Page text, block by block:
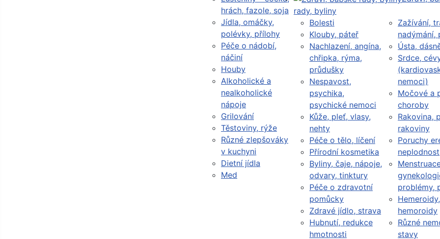
hrách, fazole, soja
Jídla, omáčky,
polévky, přílohy
Péče o nádobí,
náčiní
Houby
Alkoholické a
nealkoholické
nápoje
Grilování
Těstoviny, rýže
Různé zlepšováky
v kuchyni
Dietní jídla
Med
rady, byliny
Bolesti
Klouby, páteř
Nachlazení, angína,
chřipka, rýma,
průdušky
Nespavost,
psychika,
psychické nemoci
Kůže, pleť, vlasy,
nehty
Péče o tělo, líčení
Přírodní kosmetika
Byliny, čaje, nápoje,
odvary, tinktury
Péče o zdravotní
pomůcky
Zdravé jídlo, strava
Hubnutí, redukce
hmotnosti
Zažívání,
nadýmání,
Ústa,
Srdce,
nemoci)
Močové a
choroby
Rakovina,
rakoviny
Poruchy
neplodnost
problémy,
Hemeroidy,
hemoroidy
Různé
stavy